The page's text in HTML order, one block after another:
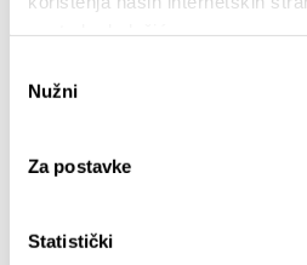
pristanka
Nužni
Za postavke
Statistički
Timberlake
Meet Play Type–
predstavljamo dvojac iz
redefinira što
Jeppe i Philip donose
Swiss Typefaces
-